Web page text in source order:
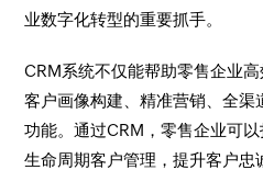
业数字化转型的重要抓手。
CRM系统不仅能帮助零售企业
客户画像构建、精准营销、全
功能。通过CRM，零售企业可
生命周期客户管理，提升客户